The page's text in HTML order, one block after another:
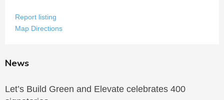
Report listing
Map Directions
News
Let’s Build Green and Elevate celebrates 400